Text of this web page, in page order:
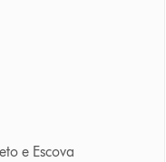
e Escova